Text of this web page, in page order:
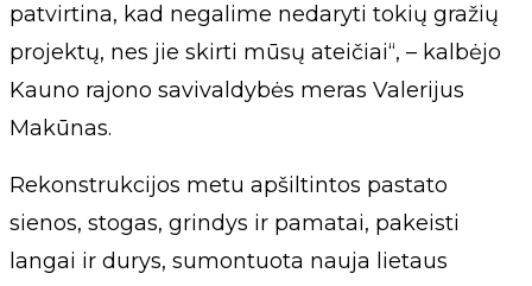
patvirtina, kad negalime nedaryti tokių gražių
projektų, nes jie skirti mūsų ateičiai“, – kalbėjo
Kauno rajono savivaldybės meras Valerijus
Makūnas.
Rekonstrukcijos metu apšiltintos pastato
sienos, stogas, grindys ir pamatai, pakeisti
langai ir durys, sumontuota nauja lietaus